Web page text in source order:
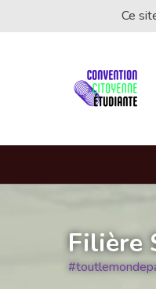
Ce
Filière